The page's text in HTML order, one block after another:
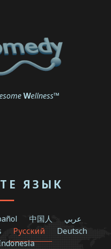
Wellness™
ЯЗЫК
中国人
عربي
Русский
Deutsch